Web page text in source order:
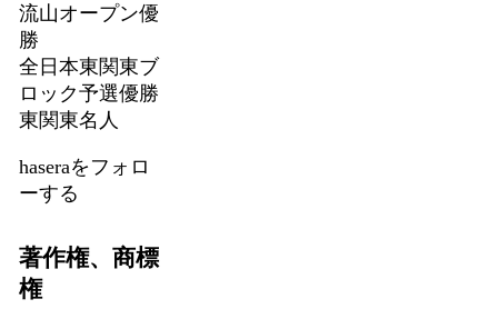
流山オープン優
勝
全日本東関東ブ
ロック予選優勝
東関東名人
haseraをフォロ
ーする
著作権、商標
権